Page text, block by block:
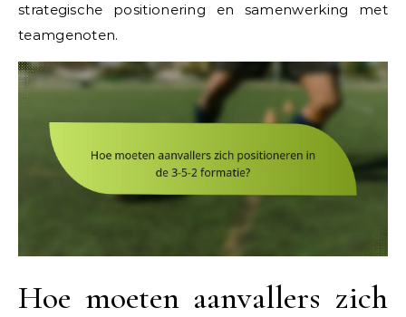
strategische positionering en samenwerking met
teamgenoten.
Hoe moeten aanvallers zich